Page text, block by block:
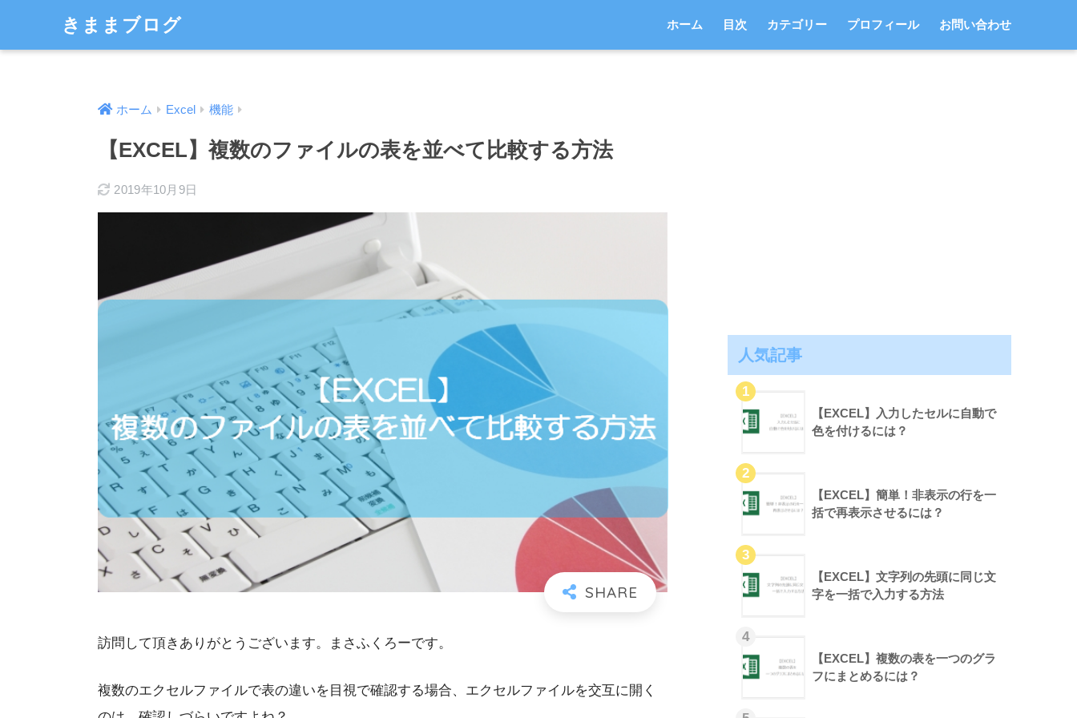
きままブログ ホーム 目次 カテゴリー プロフィール お問い合わせ
ホーム Excel 機能
【EXCEL】複数のファイルの表を並べて比較する方法
2019年10月9日
訪問して頂きありがとうございます。まさふくろーです。
複数のエクセルファイルで表の違いを目視で確認する場合、エクセルファイルを交互に開く
人気記事
【EXCEL】入力したセルに自動で
色を付けるには？
【EXCEL】簡単！非表示の行を一
括で再表示させるには？
【EXCEL】文字列の先頭に同じ文
字を一括で入力する方法
【EXCEL】複数の表を一つのグラ
フにまとめるには？